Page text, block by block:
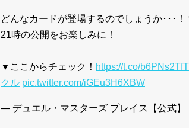
どんなカードが登場するのでしょうか･･･！
21時の公開をお楽しみに！
▼ここからチェック！ https://t.co/
クル pic.twitter.com/iGEu3H6XBW
— デュエル・マスターズ プレイス【公式】